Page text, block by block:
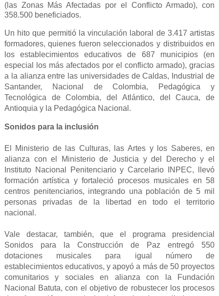
(las Zonas Más Afectadas por el Conflicto Armado), con
358.500 beneficiados.
Un hito que permitió la vinculación laboral de 3.417 artistas
formadores, quienes fueron seleccionados y distribuidos en
los establecimientos educativos de 687 municipios (en
especial los más afectados por el conflicto armado), gracias
a la alianza entre las universidades de Caldas, Industrial de
Santander, Nacional de Colombia, Pedagógica y
Tecnológica de Colombia, del Atlántico, del Cauca, de
Antioquia y la Pedagógica Nacional.
Sonidos para la inclusión
El Ministerio de las Culturas, las Artes y los Saberes, en
alianza con el Ministerio de Justicia y del Derecho y el
Instituto Nacional Penitenciario y Carcelario INPEC, llevó
formación artística y fortaleció procesos musicales en 58
centros penitenciarios, integrando una población de 5 mil
personas privadas de la libertad en todo el territorio
nacional.
Vale destacar, también, que el programa presidencial
Sonidos para la Construcción de Paz entregó 550
dotaciones musicales para igual número de
establecimientos educativos, y apoyó a más de 50 proyectos
comunitarios y sociales en alianza con la Fundación
Nacional Batuta, con el objetivo de robustecer los procesos